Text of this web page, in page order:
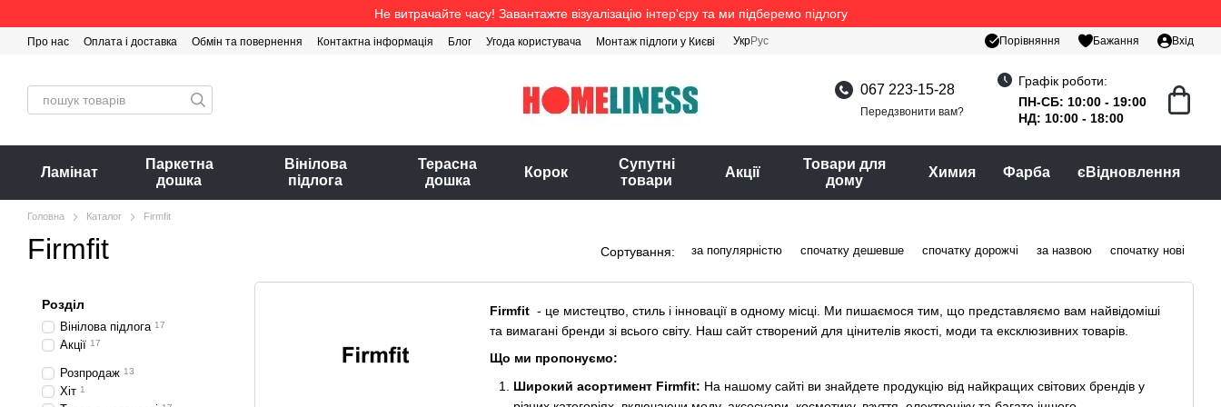
Не витрачайте часу! Завантажте візуалізацію інтер'єру та ми підберемо підлогу
Про нас Оплата і доставка Обмін та повернення Контактна інформація Блог Угода користувача Монтаж підлоги у Києві УкрРус Порівняння Бажання Вхід
067 223-15-28
Передзвонити вам?
Графік роботи:
ПН-СБ: 10:00 - 19:00
НД: 10:00 - 18:00
Ламінат
Паркетна
дошка
Вінілова
підлога
Терасна
дошка
Корок
Супутні
товари
Акції
Товари для
дому
Химия Фарба єВідновлення
Головна Каталог Firmfit
Firmfit Сортування: за популярністю спочатку дешевше спочатку дорожчі за назвою спочатку нові
Firmfit - це мистецтво, стиль і інновації в одному місці. Ми пишаємося тим, що представляємо вам найвідоміші
та вимагані бренди зі всього світу. Наш сайт створений для цінителів якості, моди та ексклюзивних товарів.
Що ми пропонуємо:
Широкий асортимент Firmfit: На нашому сайті ви знайдете продукцію від найкращих світових брендів у
Розділ
Вінілова підлога 17
Акції 17
Розпродаж 13
Хіт 1